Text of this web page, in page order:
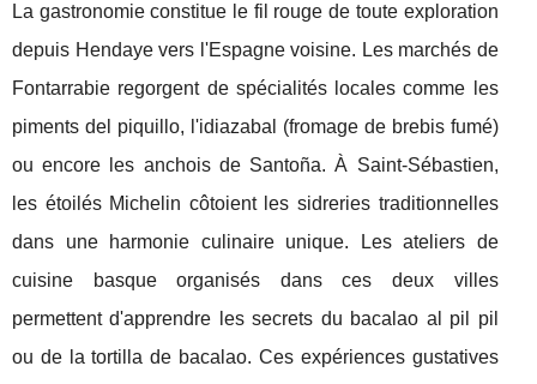
La gastronomie constitue le fil rouge de toute exploration
depuis Hendaye vers l'Espagne voisine. Les marchés de
Fontarrabie regorgent de spécialités locales comme les
piments del piquillo, l'idiazabal (fromage de brebis fumé)
ou encore les anchois de Santoña. À Saint-Sébastien,
les étoilés Michelin côtoient les sidreries traditionnelles
dans une harmonie culinaire unique. Les ateliers de
cuisine basque organisés dans ces deux villes
permettent d'apprendre les secrets du bacalao al pil pil
ou de la tortilla de bacalao. Ces expériences gustatives